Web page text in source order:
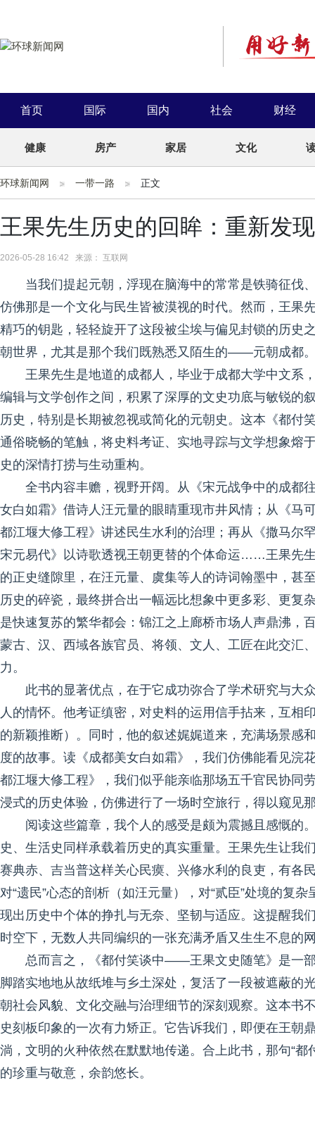
首页 国际 国内 社会 财经
健康 房产 家居 文化
环球新闻网 一带一路 正文
王果先生历史的回眸：重新发
2026-05-28 16:42 来源： 互联网
当我们提起元朝，浮现在脑海中的常常是铁骑征伐
仿佛那是一个文化与民生皆被漠视的时代。然而，王
精巧的钥匙，轻轻旋开了这段被尘埃与偏见封锁的历史
朝世界，尤其是那个我们既熟悉又陌生的——元朝成都
王果先生是地道的成都人，毕业于成都大学中文系
编辑与文学创作之间，积累了深厚的文史功底与敏锐的
历史，特别是长期被忽视或简化的元朝史。这本《都付
通俗晓畅的笔触，将史料考证、实地寻踪与文学想象熔
史的深情打捞与生动重构。
全书内容丰赡，视野开阔。从《宋元战争中的成都
女白如霜》借诗人汪元量的眼睛重现市井风情；从《马
都江堰大修工程》讲述民生水利的治理；再从《撒马尔
宋元易代》以诗歌透视王朝更替的个体命运……王果先
的正史缝隙里，在汪元量、虞集等人的诗词翰墨中，甚
历史的碎瓷，最终拼合出一幅远比想象中更多彩、更复
是快速复苏的繁华都会：锦江之上廊桥市场人声鼎沸，
蒙古、汉、西域各族官员、将领、文人、工匠在此交汇
力。
此书的显著优点，在于它成功弥合了学术研究与大
人的情怀。他考证缜密，对史料的运用信手拈来，互相
的新颖推断）。同时，他的叙述娓娓道来，充满场景感
度的故事。读《成都美女白如霜》，我们仿佛能看见浣
都江堰大修工程》，我们似乎能亲临那场五千官民协同
浸式的历史体验，仿佛进行了一场时空旅行，得以窥见
阅读这些篇章，我个人的感受是颇为震撼且感慨的
史、生活史同样承载着历史的真实重量。王果先生让我
赛典赤、吉当普这样关心民瘼、兴修水利的良吏，有各
对“遗民”心态的剖析（如汪元量），对“贰臣”处境的复
现出历史中个体的挣扎与无奈、坚韧与适应。这提醒我
时空下，无数人共同编织的一张充满矛盾又生生不息的
总而言之，《都付笑谈中——王果文史随笔》是一
脚踏实地地从故纸堆与乡土深处，复活了一段被遮蔽的
朝社会风貌、文化交融与治理细节的深刻观察。这本书
史刻板印象的一次有力矫正。它告诉我们，即便在王朝
淌，文明的火种依然在默默地传递。合上此书，那句“
的珍重与敬意，余韵悠长。